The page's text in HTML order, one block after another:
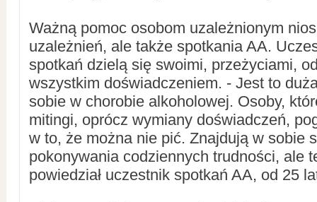
Ważną pomoc osobom uzależnionym
uzależnień, ale także spotkania AA.
spotkań dzielą się swoimi, przeżyciami,
wszystkim doświadczeniem. - Jest to
sobie w chorobie alkoholowej. Osoby,
mitingi, oprócz wymiany doświadczeń,
w to, że można nie pić. Znajdują w sobie
pokonywania codziennych trudności, ale
powiedział uczestnik spotkań AA, od 25